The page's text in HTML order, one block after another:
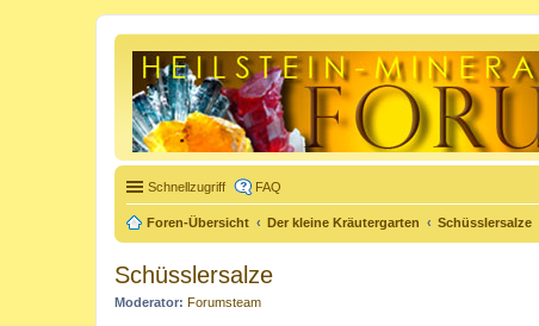
Schnellzugriff FAQ
Foren-Übersicht Der kleine Kräutergarten Schüsslersalze
Schüsslersalze
Moderator: Forumsteam